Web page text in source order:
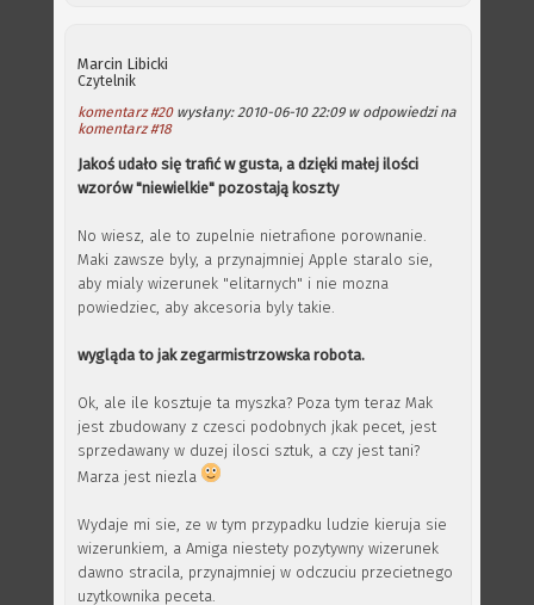
Marcin Libicki
Czytelnik
komentarz #20wysłany: 2010-06-10 22:09 w odpowiedzi na
komentarz #18
Jakoś udało się trafić w gusta, a dzięki małej ilości
wzorów "niewielkie" pozostają koszty
No wiesz, ale to zupelnie nietrafione porownanie.
Maki zawsze byly, a przynajmniej Apple staralo sie,
aby mialy wizerunek "elitarnych" i nie mozna
powiedziec, aby akcesoria byly takie.
wygląda to jak zegarmistrzowska robota.
Ok, ale ile kosztuje ta myszka? Poza tym teraz Mak
jest zbudowany z czesci podobnych jkak pecet, jest
sprzedawany w duzej ilosci sztuk, a czy jest tani?
Marza jest niezla
Wydaje mi sie, ze w tym przypadku ludzie kieruja sie
wizerunkiem, a Amiga niestety pozytywny wizerunek
dawno stracila, przynajmniej w odczuciu przecietnego
uzytkownika peceta.